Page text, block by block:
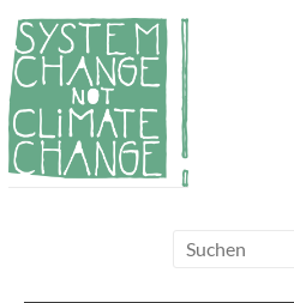
Zum
Inhalt
springen